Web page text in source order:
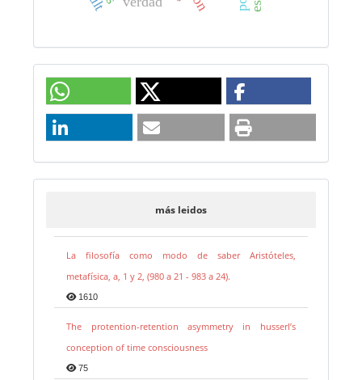
más leidos
La filosofía como modo de saber Aristóteles,
metafísica, a, 1 y 2, (980 a 21 - 983 a 24).
1610
The protention-retention asymmetry in husserl’s
conception of time consciousness
75